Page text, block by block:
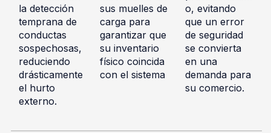
la detección
temprana de
conductas
sospechosas,
reduciendo
drásticamente
el hurto
externo.
sus muelles de
carga para
garantizar que
su inventario
físico coincida
con el sistema
o, evitando
que un error
de seguridad
se convierta
en una
demanda para
su comercio.